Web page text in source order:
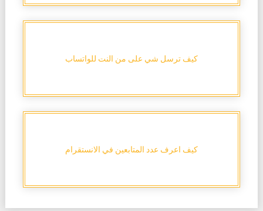
كيف ترسل شي على من النت للواتساب
كيف اعرف عدد المتابعين في الانستقرام